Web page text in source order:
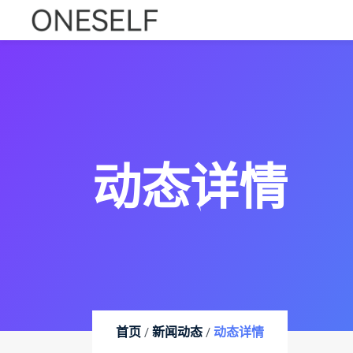
动态详情
首页 / 新闻动态 / 动态详情